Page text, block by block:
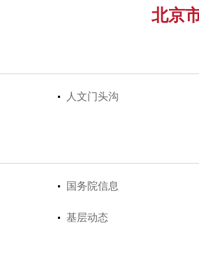
北京
人文门头沟
国务院信息
基层动态